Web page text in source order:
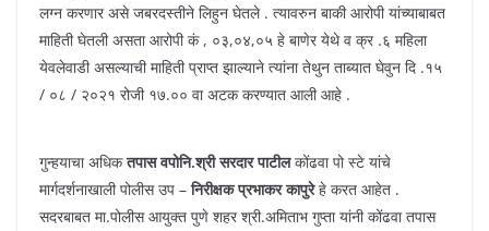
लग्न करणार असे जबरदस्तीने लिहुन घेतले . त्यावरुन बाकी आरोपी यांच्याबाबत
माहिती घेतली असता आरोपी कं , ०३,०४,०५ हे बाणेर येथे व क्र .६ महिला
येवलेवाडी असल्याची माहिती प्राप्त झाल्याने त्यांना तेथुन ताब्यात घेवुन दि .१५
/ ०८ / २०२१ रोजी १७.०० वा अटक करण्यात आली आहे .
गुन्हयाचा अधिकतपास वपोनि.श्री सरदार पाटीलकोंढवा पो स्टे यांचे
मार्गदर्शनाखाली पोलीस उप –निरीक्षक प्रभाकर कापुरेहे करत आहेत .
सदरबाबत मा.पोलीस आयुक्त पुणे शहर श्री.अमिताभ गुप्ता यांनी कोंढवा तपास